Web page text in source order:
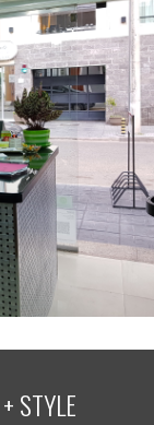
STYLE